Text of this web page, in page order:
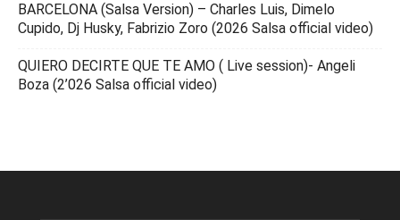
BARCELONA (Salsa Version) – Charles Luis, Dimelo
Cupido, Dj Husky, Fabrizio Zoro (2026 Salsa official video)
QUIERO DECIRTE QUE TE AMO ( Live session)- Angeli
Boza (2’026 Salsa official video)